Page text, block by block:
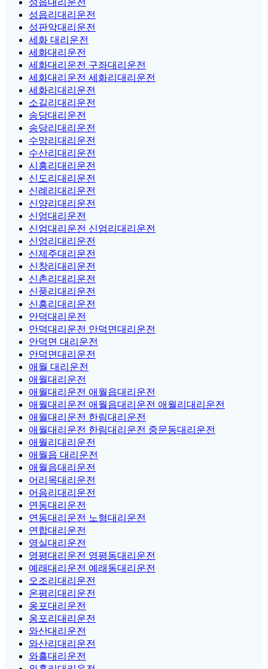
성읍대리운전
성읍리대리운전
성판악대리운전
세화 대리운전
세화대리운전
세화대리운전 구좌대리운전
세화대리운전 세화리대리운전
세화리대리운전
소길리대리운전
송당대리운전
송당리대리운전
수망리대리운전
수산리대리운전
시흥리대리운전
신도리대리운전
신례리대리운전
신양리대리운전
신엄대리운전
신엄대리운전 신엄리대리운전
신엄리대리운전
신제주대리운전
신창리대리운전
신촌리대리운전
신풍리대리운전
신흥리대리운전
안덕대리운전
안덕대리운전 안덕면대리운전
안덕면 대리운전
안덕면대리운전
애월 대리운전
애월대리운전
애월대리운전 애월읍대리운전
애월대리운전 애월읍대리운전 애월리대리운전
애월대리운전 한림대리운전
애월대리운전 한림대리운전 중문동대리운전
애월리대리운전
애월읍 대리운전
애월읍대리운전
어리목대리운전
어음리대리운전
연동대리운전
연동대리운전 노형대리운전
연합대리운전
영실대리운전
영평대리운전 영평동대리운전
예래대리운전 예래동대리운전
오조리대리운전
온평리대리운전
옹포대리운전
옹포리대리운전
와산대리운전
와산리대리운전
와흘대리운전